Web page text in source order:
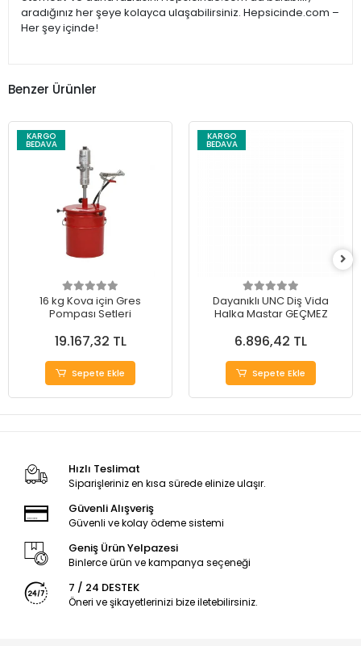
aradığınız her şeye kolayca ulaşabilirsiniz. Hepsicinde.com –
Her şey içinde!
Benzer Ürünler
KARGO
BEDAVA
16 kg Kova için Gres
Pompası Setleri
19.167,32 TL
Sepete Ekle
KARGO
BEDAVA
Dayanıklı UNC Diş Vida
Halka Mastar GEÇMEZ
6.896,42 TL
Sepete Ekle
Hızlı Teslimat
Siparişleriniz en kısa sürede elinize ulaşır.
Güvenli Alışveriş
Güvenli ve kolay ödeme sistemi
Geniş Ürün Yelpazesi
Binlerce ürün ve kampanya seçeneği
7 / 24 DESTEK
Öneri ve şikayetlerinizi bize iletebilirsiniz.